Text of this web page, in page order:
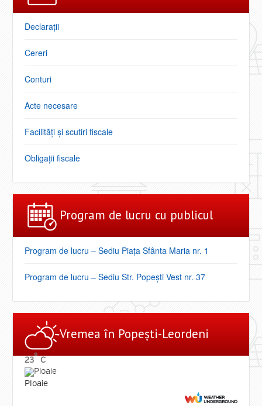
Declarații
Cereri
Conturi
Acte necesare
Facilități şi scutiri fiscale
Obligaţii fiscale
Program de lucru cu publicul
Program de lucru – Sediu Piața Sfânta Maria nr. 1
Program de lucru – Sediu Str. Popești Vest nr. 37
Vremea ȋn Popești-Leordeni
23° C
Ploaie